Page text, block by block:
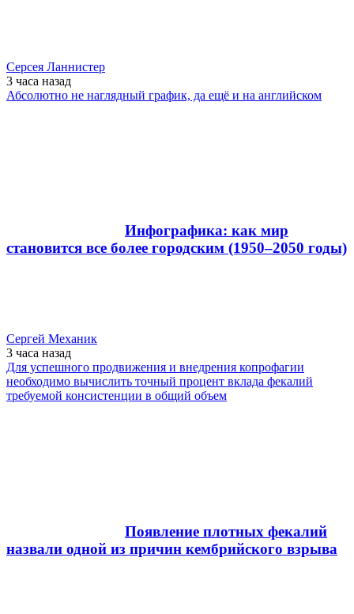
Серсея Ланнистер
3 часа назад
Абсолютно не наглядный график, да ещё и на английском
Инфографика: как мир
становится все более городским (1950–2050 годы)
Сергей Механик
3 часа назад
Для успешного продвижения и внедрения копрофагии
необходимо вычислить точный процент вклада фекалий
требуемой консистенции в общий объем
Появление плотных фекалий
назвали одной из причин кембрийского взрыва